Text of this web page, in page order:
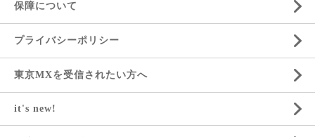
保障について
プライバシーポリシー
東京MXを受信されたい方へ
it's new!